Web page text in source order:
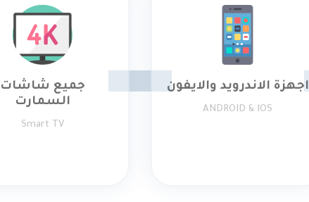
اجهزة الاندرويد والايفون
ANDROID & IOS
جميع شاشات
السمارت
Smart TV